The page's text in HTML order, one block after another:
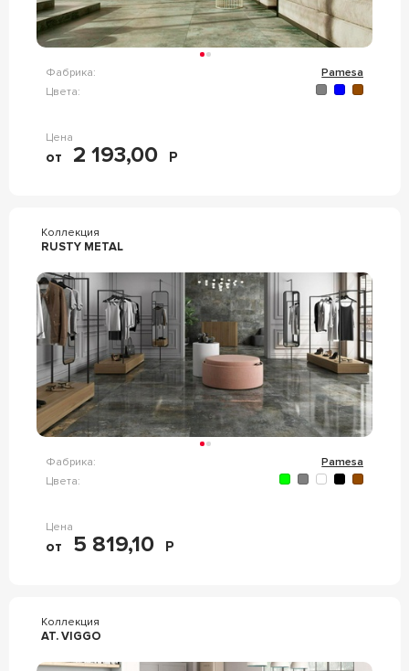
Фабрика:
Pamesa
Цвета:
Цена
от 2 193,00 Р
Коллекция
RUSTY METAL
Фабрика:
Pamesa
Цвета:
Цена
от 5 819,10 Р
Коллекция
AT. VIGGO